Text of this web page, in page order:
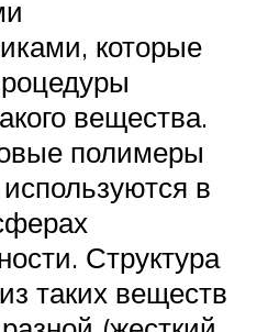
которые
вещества.
полимеры
в
Структура
таких веществ